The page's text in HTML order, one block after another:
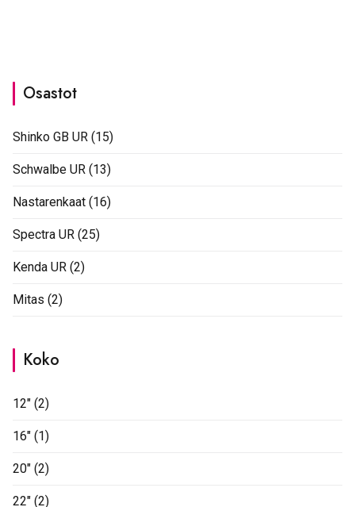
Osastot
Shinko GB UR (15)
Schwalbe UR (13)
Nastarenkaat (16)
Spectra UR (25)
Kenda UR (2)
Mitas (2)
Koko
12" (2)
16" (1)
20" (2)
22" (2)